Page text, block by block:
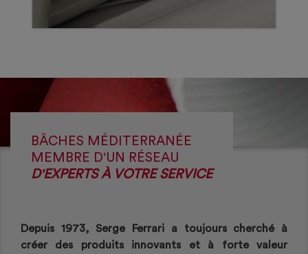
BÂCHES MÉDITERRANÉE
MEMBRE D'UN RÉSEAU
D'EXPERTS À VOTRE SERVICE
Depuis 1973, Serge Ferrari a toujours cherché à
créer des produits innovants et à forte valeur